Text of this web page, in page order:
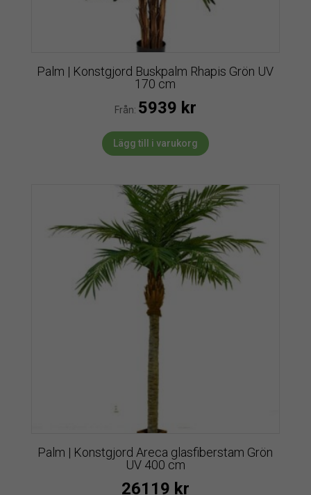
Palm | Konstgjord Buskpalm Rhapis Grön UV
170 cm
Från: 5939 kr
Lägg till i varukorg
Palm | Konstgjord Areca glasfiberstam Grön
UV 400 cm
26119 kr